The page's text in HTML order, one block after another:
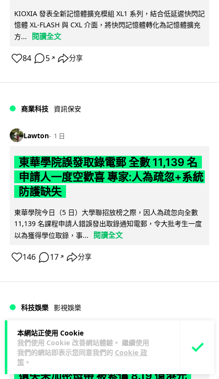
本網站正使用 Cookie
我們使用 Cookie 改善網站體驗。 繼續使用
我們的網站即表示您同意我們的 Cookie 政
策 。
KIOXIA 發表全新記憶體擴充模組 XL1 系列，結合低延遲快閃記
憶體 XL-FLASH 與 CXL 介面，將快閃記憶體轉化為記憶體擴充
方...
閱讀全文
84 5 ↗ 分享
商業科技 資訊保安
Lawton 1 日
東華學院誤發取錄電郵 全數 11,139 名
申請人一度空歡喜 專家:人為疏忽+系統
防護缺失
東華學院今日（5 日）大學聯招放榜之際，因人為疏忽向全數
11,139 名課程申請人錯誤發出取錄通知電郵，令大批考生一度
以為獲得學位取錄，事...
閱讀全文
146 17 ↗ 分享
科技娛樂 影視娛樂
Lawton 1 日
Nicolas Cage 主演未上映電影 Netflix
遺失未加密母帶 被索償 8.19 億港元